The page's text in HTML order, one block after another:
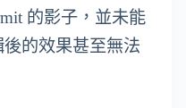
的影子，並未能
的效果甚至無法